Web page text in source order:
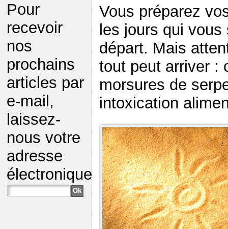
Pour
recevoir
nos
prochains
articles par
e-mail,
laissez-
nous votre
adresse
électronique
Vous préparez
les jours qui
départ. Mais
tout peut arriver :
morsures de
intoxication